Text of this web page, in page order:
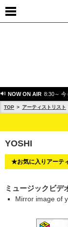
NOW ON AIR 8:30～ 今
TOP アーティストリスト
YOSHI
★お気に入りアーテ
ミュージックビデ
Mirror image of